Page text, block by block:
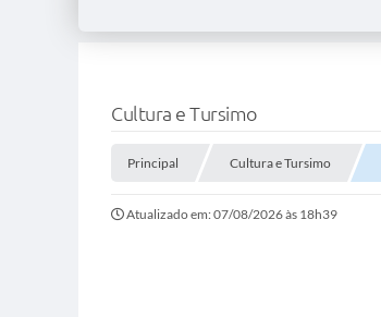
Cultura e Tursimo
Principal Cultura e Tursimo
Atualizado em: 07/08/2026 às 18h39